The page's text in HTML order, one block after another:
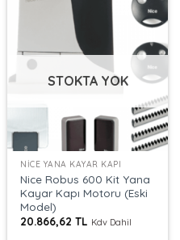
STOKTA YOK
NICE YANA KAYAR KAPI
Nice Robus 600 Kit Yana
Kayar Kapı Motoru (Eski
Model)
20.866,62TL Kdv Dahil